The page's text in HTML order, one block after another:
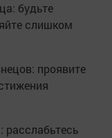
будьте
слишком
проявите
расслабьтесь